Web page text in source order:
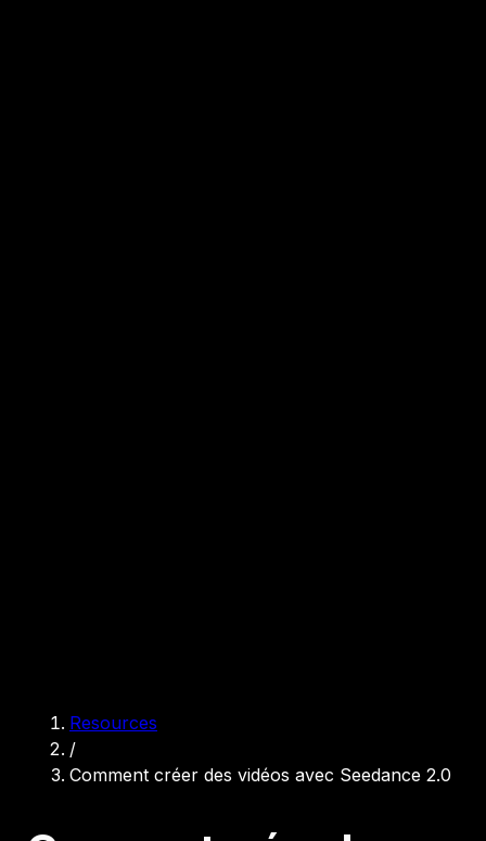
Resources
/
Comment créer des vidéos avec Seedance 2.0